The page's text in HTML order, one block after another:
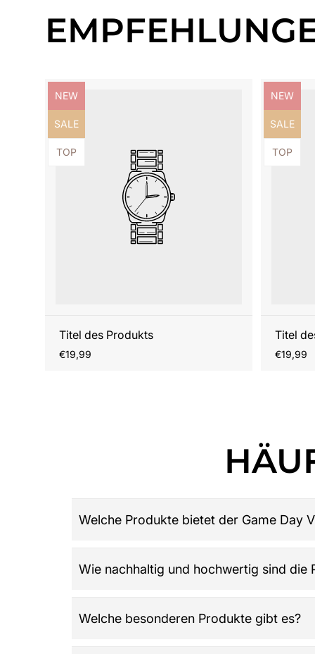
Produktbezeichnung:
NEW
Produktbezeichnung:
SALE
Produktbezeichnung:
TOP
Titel des Produkts
Regulärer
€19,99
NEW
SALE
TOP
Titel
Regulärer
€19,99
Welche Produkte bietet der Game Day
Damen, Herren und Kinder, Retro-Trikots,
Wie nachhaltig und hochwertig sind die
wird und die Werte der Community
Welche besonderen Produkte gibt es?